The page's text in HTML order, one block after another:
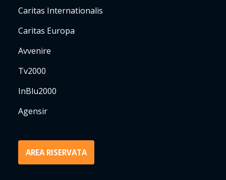
Caritas Internationalis
Caritas Europa
Avvenire
Tv2000
InBlu2000
Agensir
AREA RISERVATA